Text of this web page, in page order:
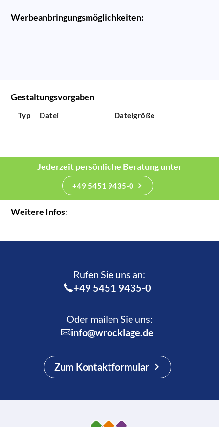
Werbeanbringungsmöglichkeiten:
Gestaltungsvorgaben
Typ Datei Dateigröße
Jederzeit persönliche Beratung unter
+49 5451 9435-0
Weitere Infos:
Rufen Sie uns an:­
+49 5451 9435-0
Oder mailen Sie uns:
info@wrocklage.de
Zum Kontaktformular